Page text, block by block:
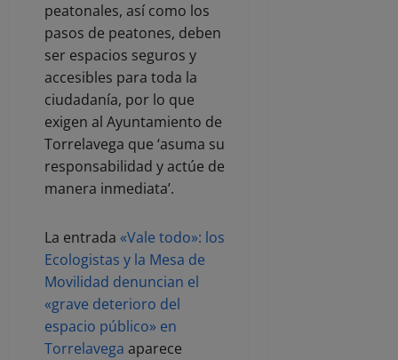
peatonales, así como los
pasos de peatones, deben
ser espacios seguros y
accesibles para toda la
ciudadanía, por lo que
exigen al Ayuntamiento de
Torrelavega que ‘asuma su
responsabilidad y actúe de
manera inmediata’.
La entrada «Vale todo»: los
Ecologistas y la Mesa de
Movilidad denuncian el
«grave deterioro del
espacio público» en
Torrelavega aparece